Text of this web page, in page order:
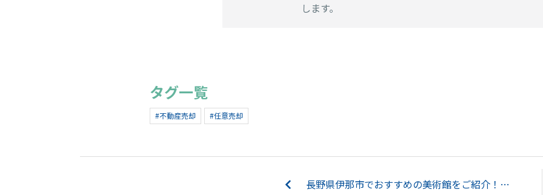
します。
タグ一覧
#不動産売却 #任意売却
長野県伊那市でおすすめの美術館をご紹介！伊那市の歴史や自然を知ろう！...